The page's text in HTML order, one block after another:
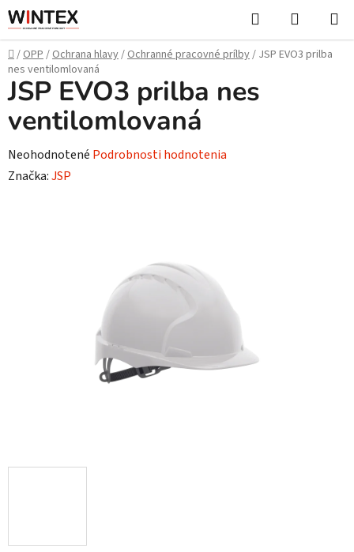
Prejsť
na
obsah
Hľadať
KOŠÍK
Domov
/OPP/Ochrana hlavy/Ochranné pracovné prílby/ JSP EVO3 prilba
nes ventilomlovaná
JSP EVO3 prilba nes
ventilomlovaná
Priemerné
hodnotenie
Neohodnotené Podrobnosti hodnotenia
Značka:JSP